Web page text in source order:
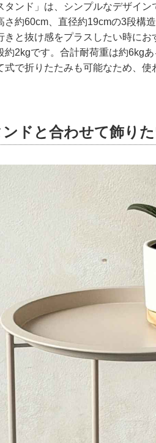
タンド」は、シンプルなデザイ
さ約60cm、直径約19cmの3段構
きと抜け感をプラスしたい時に
約2kgです。合計耐荷重は約6kg
式で折りたたみも可能なため、
ドと合わせて飾り